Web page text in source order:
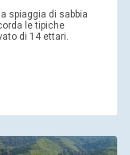
spiaggia di sabbia
le tipiche
di 14 ettari.